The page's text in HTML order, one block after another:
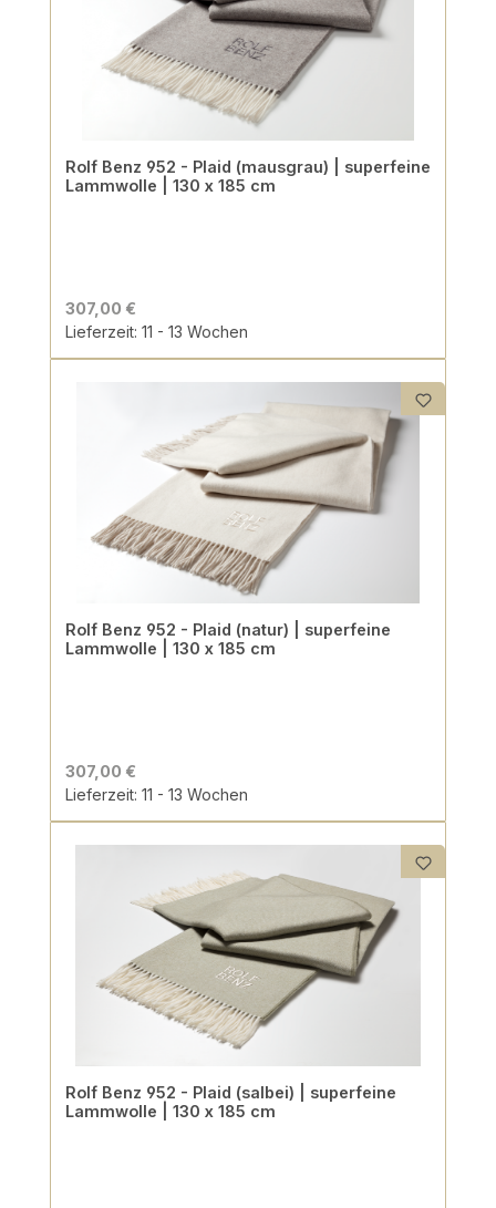
Rolf Benz 952 - Plaid (mausgrau) | superfeine
Lammwolle | 130 x 185 cm
307,00 €
Lieferzeit: 11 - 13 Wochen
Rolf Benz 952 - Plaid (natur) | superfeine
Lammwolle | 130 x 185 cm
307,00 €
Lieferzeit: 11 - 13 Wochen
Rolf Benz 952 - Plaid (salbei) | superfeine
Lammwolle | 130 x 185 cm